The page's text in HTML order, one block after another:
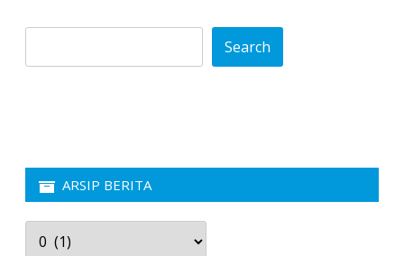
Search
ARSIP BERITA
Arsip
Berita